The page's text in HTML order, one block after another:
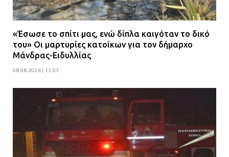
«Έσωσε το σπίτι μας, ενώ δίπλα καιγόταν το δικό
του» Οι μαρτυρίες κατοίκων για τον δήμαρχο
Μάνδρας-Ειδυλλίας
08.08.2026 | 13:03